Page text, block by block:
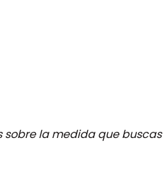
sobre la medida que buscas